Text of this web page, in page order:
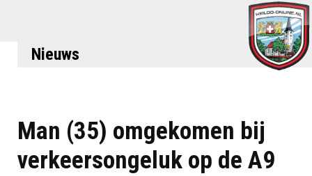
Nieuws
Man (35) omgekomen bij
verkeersongeluk op de A9